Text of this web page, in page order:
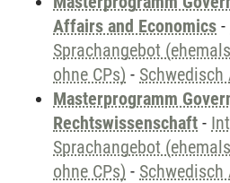
Affairs and Economics -
Sprachangebot
ohne CPs) - Schwedisch
Masterprogramm
Rechtswissenschaft -
Sprachangebot
ohne CPs) - Schwedisch